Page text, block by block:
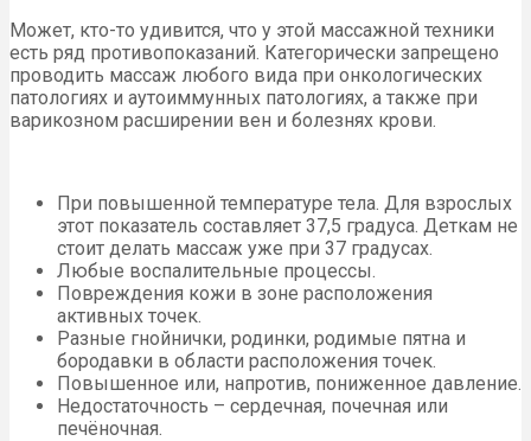
Может, кто-то удивится, что у этой массажной техники
есть ряд противопоказаний. Категорически запрещено
проводить массаж любого вида при онкологических
патологиях и аутоиммунных патологиях, а также при
варикозном расширении вен и болезнях крови.
При повышенной температуре тела. Для взрослых
этот показатель составляет 37,5 градуса. Деткам не
стоит делать массаж уже при 37 градусах.
Любые воспалительные процессы.
Повреждения кожи в зоне расположения
активных точек.
Разные гнойнички, родинки, родимые пятна и
бородавки в области расположения точек.
Повышенное или, напротив, пониженное давление.
Недостаточность – сердечная, почечная или
печёночная.